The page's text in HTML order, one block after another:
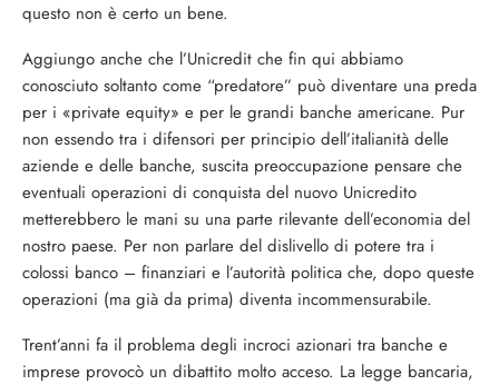
questo non è certo un bene.
Aggiungo anche che l’Unicredit che fin qui abbiamo
conosciuto soltanto come “predatore” può diventare una preda
per i «private equity» e per le grandi banche americane. Pur
non essendo tra i difensori per principio dell’italianità delle
aziende e delle banche, suscita preoccupazione pensare che
eventuali operazioni di conquista del nuovo Unicredito
metterebbero le mani su una parte rilevante dell’economia del
nostro paese. Per non parlare del dislivello di potere tra i
colossi banco – finanziari e l’autorità politica che, dopo queste
operazioni (ma già da prima) diventa incommensurabile.
Trent’anni fa il problema degli incroci azionari tra banche e
imprese provocò un dibattito molto acceso. La legge bancaria,